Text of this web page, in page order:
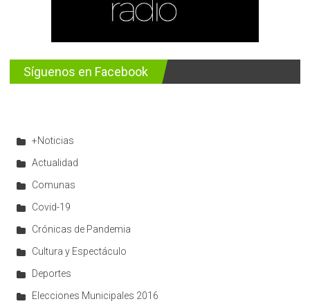
Síguenos en Facebook
+Noticias
Actualidad
Comunas
Covid-19
Crónicas de Pandemia
Cultura y Espectáculo
Deportes
Elecciones Municipales 2016